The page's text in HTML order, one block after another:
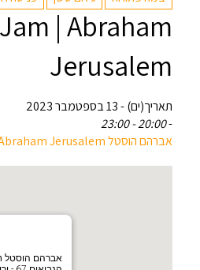
| Abraham
Jerusalem
תאריך(ים) - 13 בספטמבר 2023
-
20:00 - 23:00
אברהם הוסטל Abraham Jerusalem
אברהם הוסטל Abraham Jerusalem